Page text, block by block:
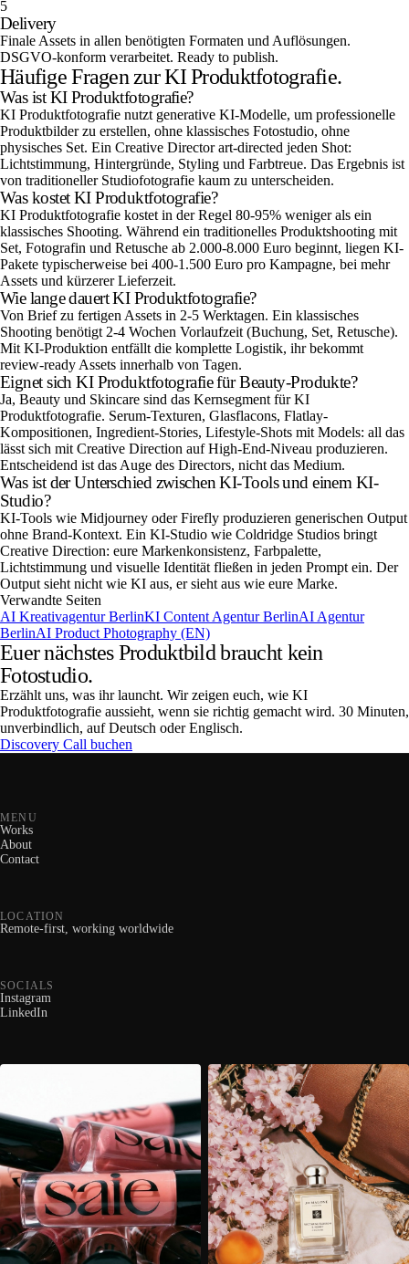
5
Delivery
Finale Assets in allen benötigten Formaten und Auflösungen.
DSGVO-konform verarbeitet. Ready to publish.
Häufige Fragen zur KI Produktfotografie.
Was ist KI Produktfotografie?
KI Produktfotografie nutzt generative KI-Modelle, um professionelle
Produktbilder zu erstellen, ohne klassisches Fotostudio, ohne
physisches Set. Ein Creative Director art-directed jeden Shot:
Lichtstimmung, Hintergründe, Styling und Farbtreue. Das Ergebnis ist
von traditioneller Studiofotografie kaum zu unterscheiden.
Was kostet KI Produktfotografie?
KI Produktfotografie kostet in der Regel 80-95% weniger als ein
klassisches Shooting. Während ein traditionelles Produktshooting mit
Set, Fotografin und Retusche ab 2.000-8.000 Euro beginnt, liegen KI-
Pakete typischerweise bei 400-1.500 Euro pro Kampagne, bei mehr
Assets und kürzerer Lieferzeit.
Wie lange dauert KI Produktfotografie?
Von Brief zu fertigen Assets in 2-5 Werktagen. Ein klassisches
Shooting benötigt 2-4 Wochen Vorlaufzeit (Buchung, Set, Retusche).
Mit KI-Produktion entfällt die komplette Logistik, ihr bekommt
review-ready Assets innerhalb von Tagen.
Eignet sich KI Produktfotografie für Beauty-Produkte?
Ja, Beauty und Skincare sind das Kernsegment für KI
Produktfotografie. Serum-Texturen, Glasflacons, Flatlay-
Kompositionen, Ingredient-Stories, Lifestyle-Shots mit Models: all das
lässt sich mit Creative Direction auf High-End-Niveau produzieren.
Entscheidend ist das Auge des Directors, nicht das Medium.
Was ist der Unterschied zwischen KI-Tools und einem KI-
Studio?
KI-Tools wie Midjourney oder Firefly produzieren generischen Output
ohne Brand-Kontext. Ein KI-Studio wie Coldridge Studios bringt
Creative Direction: eure Markenkonsistenz, Farbpalette,
Lichtstimmung und visuelle Identität fließen in jeden Prompt ein. Der
Output sieht nicht wie KI aus, er sieht aus wie eure Marke.
Verwandte Seiten
AI Kreativagentur BerlinKI Content Agentur BerlinAI Agentur
BerlinAI Product Photography (EN)
Euer nächstes Produktbild braucht kein
Fotostudio.
Erzählt uns, was ihr launcht. Wir zeigen euch, wie KI
Produktfotografie aussieht, wenn sie richtig gemacht wird. 30 Minuten,
unverbindlich, auf Deutsch oder Englisch.
Discovery Call buchen
MENU
Works
About
Contact
LOCATION
Remote-first, working worldwide
SOCIALS
Instagram
LinkedIn